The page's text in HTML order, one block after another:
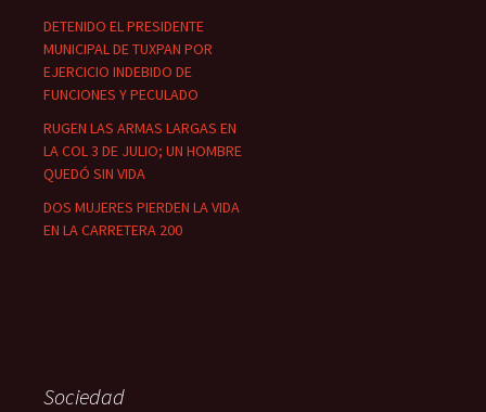
DETENIDO EL PRESIDENTE
MUNICIPAL DE TUXPAN POR
EJERCICIO INDEBIDO DE
FUNCIONES Y PECULADO
RUGEN LAS ARMAS LARGAS EN
LA COL 3 DE JULIO; UN HOMBRE
QUEDÓ SIN VIDA
DOS MUJERES PIERDEN LA VIDA
EN LA CARRETERA 200
Sociedad